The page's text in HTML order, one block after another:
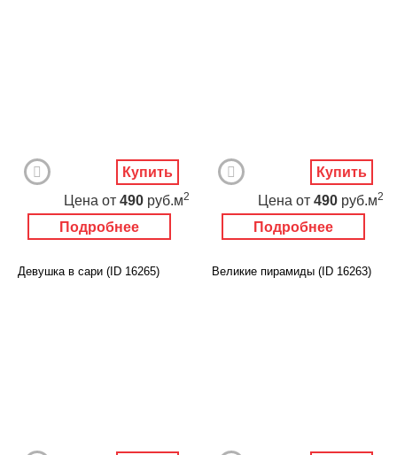
Подробнее
Цена от 490 руб.м2
Купить
Подробнее
Цена от 490 руб.м2
Купить
Девушка в сари (ID 16265) Великие пирамиды (ID 16263)